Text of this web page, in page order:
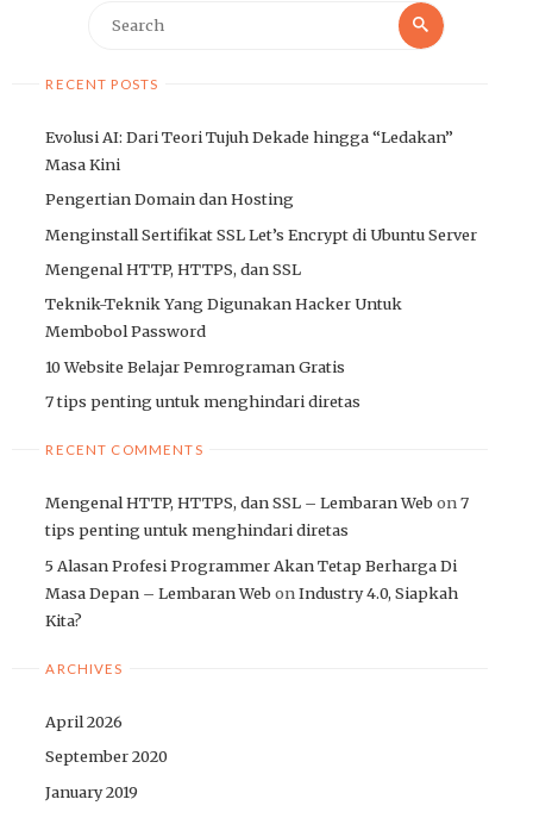
Search
Search
RECENT POSTS
Evolusi AI: Dari Teori Tujuh Dekade hingga “Ledakan”
Masa Kini
Pengertian Domain dan Hosting
Menginstall Sertifikat SSL Let’s Encrypt di Ubuntu Server
Mengenal HTTP, HTTPS, dan SSL
Teknik-Teknik Yang Digunakan Hacker Untuk
Membobol Password
10 Website Belajar Pemrograman Gratis
7 tips penting untuk menghindari diretas
RECENT COMMENTS
Mengenal HTTP, HTTPS, dan SSL – Lembaran Web on7
tips penting untuk menghindari diretas
5 Alasan Profesi Programmer Akan Tetap Berharga Di
Masa Depan – Lembaran Web onIndustry 4.0, Siapkah
Kita?
ARCHIVES
April 2026
September 2020
January 2019